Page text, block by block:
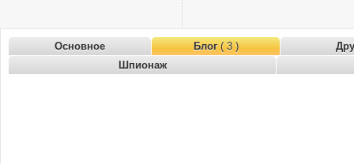
Основное Блог( 3 )
Шпионаж